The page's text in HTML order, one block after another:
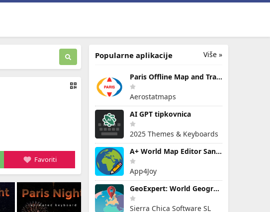
Favoriti
Više »
Popularne aplikacije
Paris Offline Map and Travel G
Aerostatmaps
AI GPT tipkovnica
2025 Themes & Keyboards
A+ World Map Editor Sandbox
App4Joy
GeoExpert: World Geography Map
Sierra Chica Software SL